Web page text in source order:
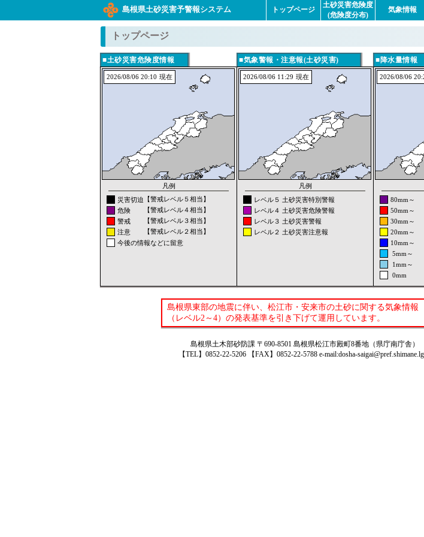
島根県土砂災害予警報システム トップページ
土砂災害危険度
(危険度分布)
気象情報
トップページ
■
2026/08/06 20:10
災害切迫 【警戒レベル５相当】
危険
【警戒レベル４相当】
警戒
【警戒レベル３相当】
注意
【警戒レベル２相当】
今後の情報などに留意
■
2026/08/06 11:29
レベル５ 土砂災害特別警報
レベル４ 土砂災害危険警報
レベル３ 土砂災害警報
レベル２ 土砂災害注意報
■
2026/08/06
80mm～
50mm～
30mm～
20mm～
10mm～
5mm～
1mm～
0mm
島根県東部の地震に伴い、松江市・安来市の土砂に関する気象情報
（レベル2～4）の発表基準を引き下げて運用しています。
島根県土木部砂防課 〒690-8501 島根県松江市殿町8番地（県庁南庁舎）
【TEL】0852-22-5206 【FAX】0852-22-5788 e-mail:dosha-